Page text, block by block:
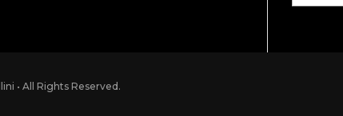
• All Rights Reserved.